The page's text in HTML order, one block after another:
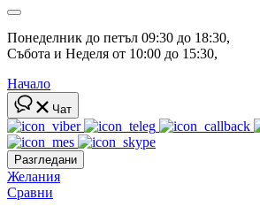
Понеделник до петъл 09:30 до 18:30,
Събота и Неделя от 10:00 до 15:30,
Начало
Чат
Разгледани
Желания
Сравни